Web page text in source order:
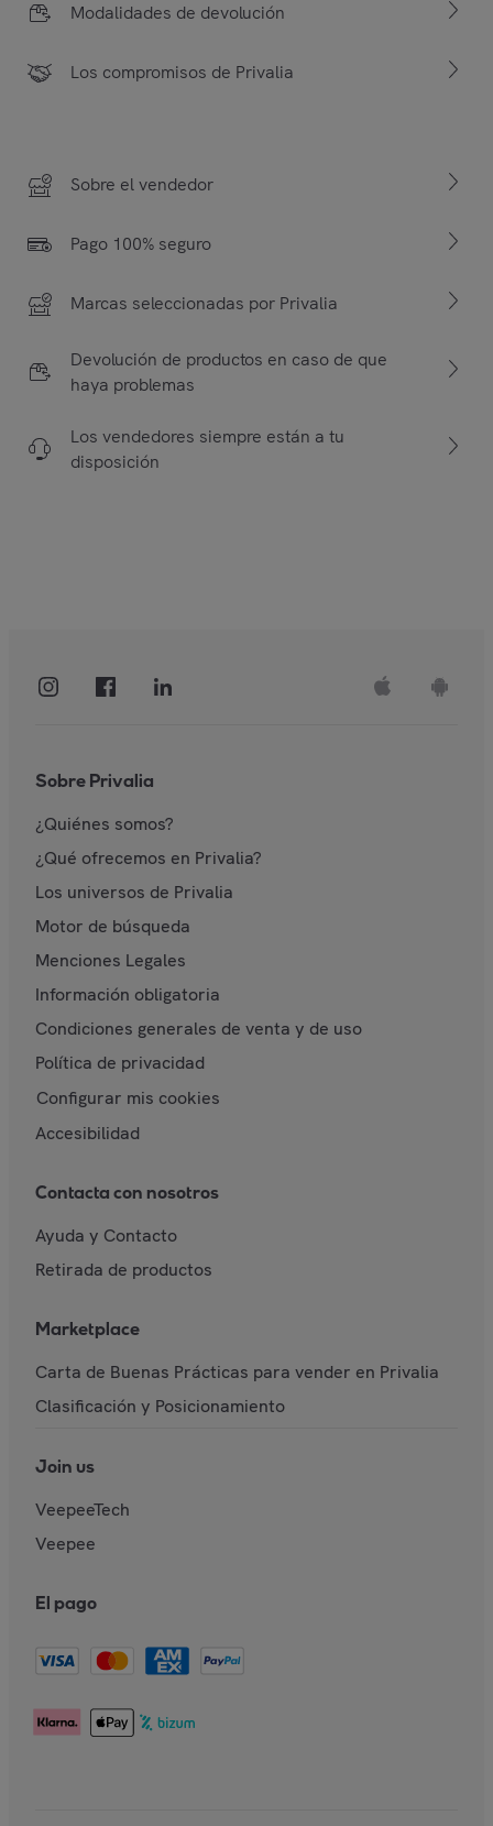
Modalidades de devolución
Los compromisos de Privalia
Sobre el vendedor
Pago 100% seguro
Marcas seleccionadas por Privalia
Devolución de productos en caso de que
haya problemas
Los vendedores siempre están a tu
disposición
Sobre Privalia
¿Quiénes somos?
¿Qué ofrecemos en Privalia?
Los universos de Privalia
Motor de búsqueda
Menciones Legales
Información obligatoria
Condiciones generales de venta y de uso
Política de privacidad
Configurar mis cookies
Accesibilidad
Contacta con nosotros
Ayuda y Contacto
Retirada de productos
Marketplace
Carta de Buenas Prácticas para vender en Privalia
Clasificación y Posicionamiento
Join us
VeepeeTech
Veepee
El pago